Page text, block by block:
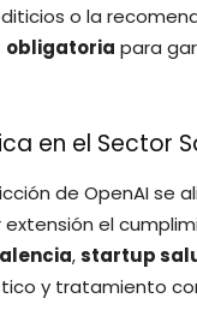
o la
obligatoria para
en el Sector
de OpenAI se
extensión el
,startup
y tratamiento